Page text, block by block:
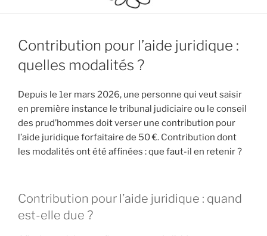
Contribution pour l’aide juridique :
quelles modalités ?
Depuis le 1er mars 2026, une personne qui veut saisir
en première instance le tribunal judiciaire ou le conseil
des prud’hommes doit verser une contribution pour
l’aide juridique forfaitaire de 50 €. Contribution dont
les modalités ont été affinées : que faut-il en retenir ?
Contribution pour l’aide juridique : quand
est-elle due ?